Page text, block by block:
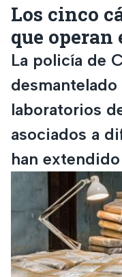
Los cinco
que operan
La policía de
desmantelado
laboratorios
asociados a
han